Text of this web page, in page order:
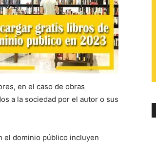
en el caso de obras
a la sociedad por el autor o sus
el dominio público incluyen